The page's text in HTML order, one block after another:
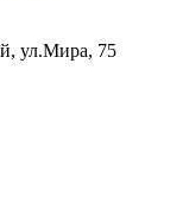
ул.Мира, 75